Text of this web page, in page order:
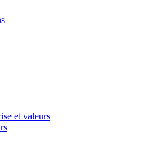
et valeurs